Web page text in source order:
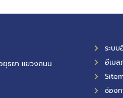
ยุธยา แขวงถนน
ระบบ
อีเมล
ช่อง